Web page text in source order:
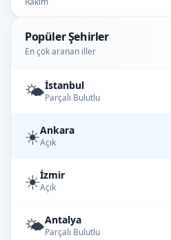
Popüler Şehirler
En çok aranan iller
🌤️İstanbul
Parçalı Bulutlu
☀️Ankara
Açık
☀️İzmir
Açık
🌤️Antalya
Parçalı Bulutlu